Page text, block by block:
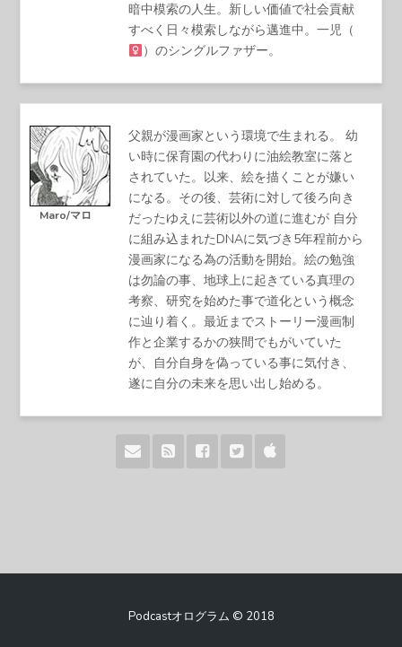
暗中模索の人生。新しい価値で社会貢献
すべく日々模索しながら邁進中。一児（
）のシングルファザー。
Maro/マロ
父親が漫画家という環境で生まれる。 幼
い時に保育園の代わりに油絵教室に落と
されていた。以来、絵を描くことが嫌い
になる。その後、芸術に対して後ろ向き
だったゆえに芸術以外の道に進むが 自分
に組み込まれたDNAに気づき5年程前から
漫画家になる為の活動を開始。絵の勉強
は勿論の事、地球上に起きている真理の
考察、研究を始めた事で道化という概念
に辿り着く。最近までストーリー漫画制
作と企業するかの狭間でもがいていた
が、自分自身を偽っている事に気付き、
遂に自分の未来を思い出し始める。
Podcastオログラム © 2018